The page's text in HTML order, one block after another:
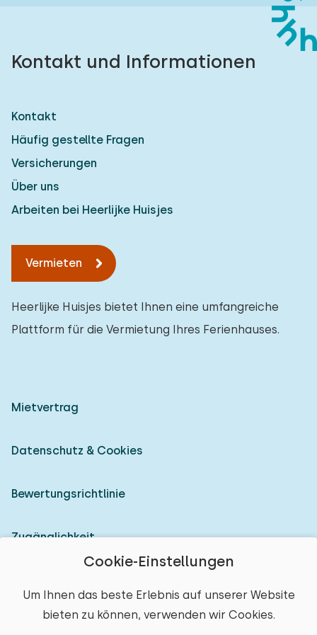
Cookie-Einstellungen
Um Ihnen das beste Erlebnis auf unserer Website
bieten zu können, verwenden wir Cookies.
Kontakt und Informationen
Kontakt
Häufig gestellte Fragen
Versicherungen
Über uns
Arbeiten bei Heerlijke Huisjes
Vermieten
Heerlijke Huisjes bietet Ihnen eine umfangreiche
Plattform für die Vermietung Ihres Ferienhauses.
Mietvertrag
Datenschutz & Cookies
Bewertungsrichtlinie
Zugänglichkeit
© 2026 Heerlijke Huisjes (eingetragene Marke)